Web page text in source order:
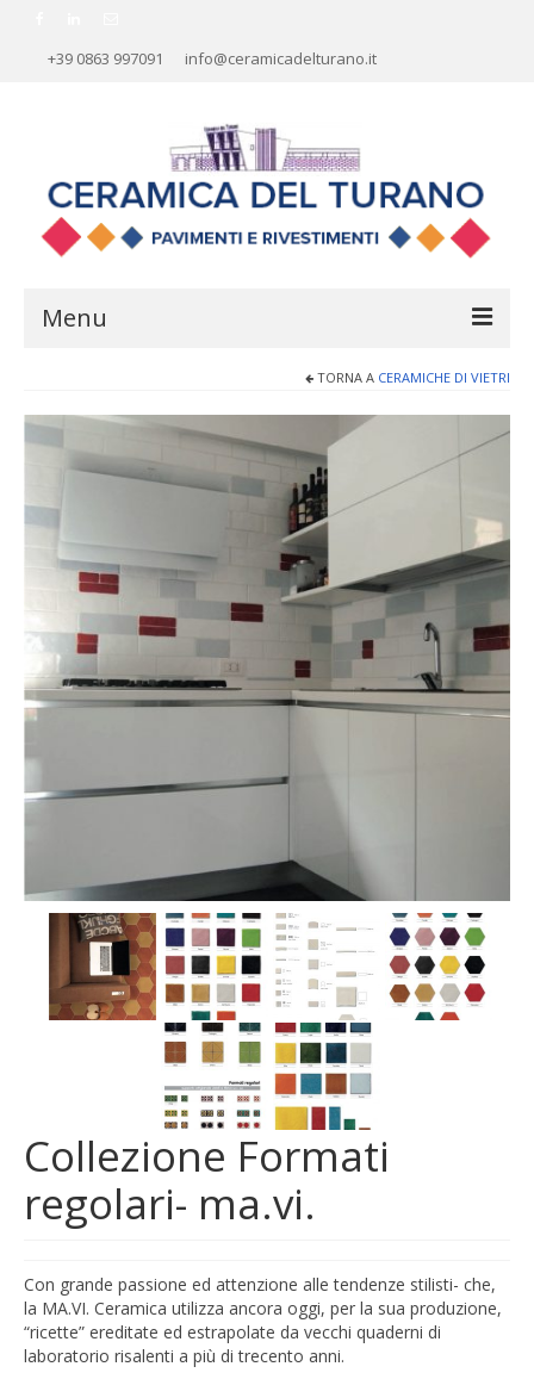
+39 0863 997091 info@ceramicadelturano.it
Menu
AZIENDA
RIVESTIMENTI
PAVIMENTI
MOSAICI
MOBILI BAGNO
ARREDO BAGNO
CAMINI E STUFE
CONTATTI
TORNA A CERAMICHE DI VIETRI
Collezione Formati
regolari- ma.vi.
Con grande passione ed attenzione alle tendenze stilisti- che,
la MA.VI. Ceramica utilizza ancora oggi, per la sua produzione,
“ricette” ereditate ed estrapolate da vecchi quaderni di
laboratorio risalenti a più di trecento anni.